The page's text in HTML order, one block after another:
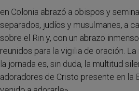
en Colonia abrazó a obispos y
separados, judíos y musulmanes, a
sobre el Rin y, con un abrazo
reunidos para la vigilia de oración.
la jornada es, sin duda, la multitud
adoradores de Cristo presente en la